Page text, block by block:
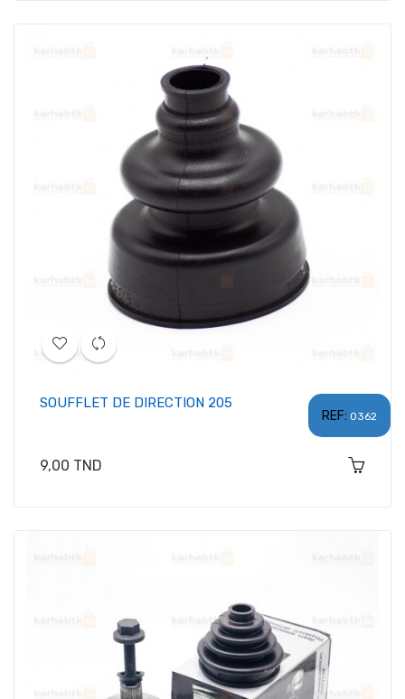
REF: 0362
SOUFFLET DE DIRECTION 205
Prix
9,00 TND